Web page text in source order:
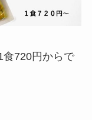
720円からで